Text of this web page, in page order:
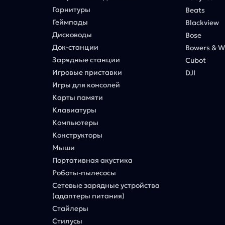
Гарнитуры
Геймпады
Дисководы
Док-станции
Зарядные станции
Игровые приставки
Игры для консолей
Карты памяти
Клавиатуры
Компьютеры
Конструкторы
Мыши
Портативная акустика
Роботы-пылесосы
Сетевые зарядные устройства
(адаптеры питания)
Стайлеры
Стилусы
Beats
Blackview
Bose
Bowers &
Cubot
DJI